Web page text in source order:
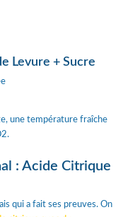
Levure + Sucre
une température fraîche
: Acide Citrique
qui a fait ses preuves. On